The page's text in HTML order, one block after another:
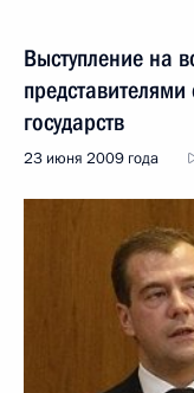
Выступление на
государств
23 июня 2009 года